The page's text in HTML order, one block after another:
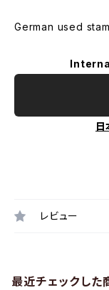
German used
日
レビュー
最近チェックした